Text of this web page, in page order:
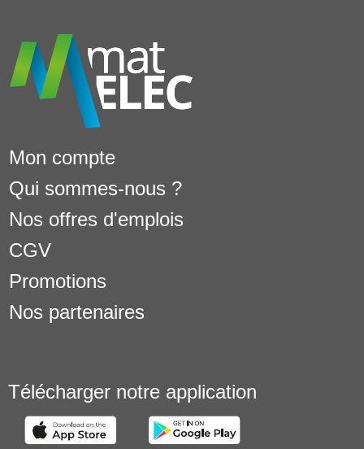
Mon compte
Qui sommes-nous ?
Nos offres d'emplois
CGV
Promotions
Nos partenaires
Télécharger notre application